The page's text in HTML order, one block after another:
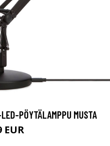
PÖYTÄLAMPPU MUSTA
EUR